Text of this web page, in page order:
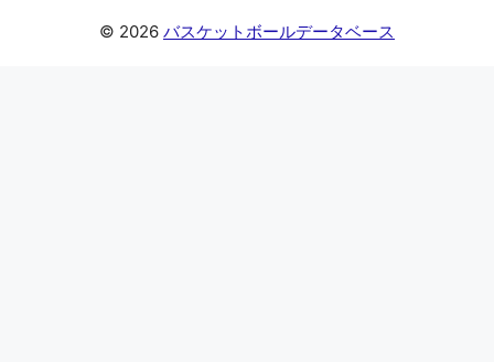
© 2026 バスケットボールデータベース